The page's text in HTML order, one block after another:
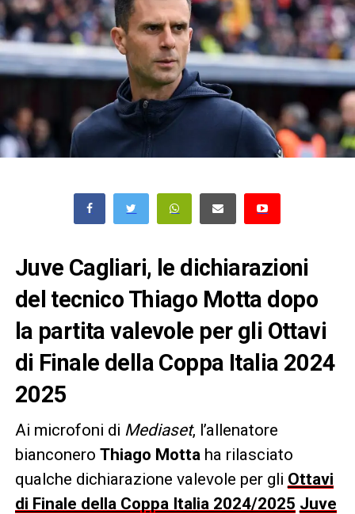
Juve Cagliari, le dichiarazioni
del tecnico Thiago Motta dopo
la partita valevole per gli Ottavi
di Finale della Coppa Italia 2024
2025
Ai microfoni di Mediaset, l’allenatore
bianconero Thiago Motta ha rilasciato
qualche dichiarazione valevole per gli Ottavi
di Finale della Coppa Italia 2024/2025 Juve